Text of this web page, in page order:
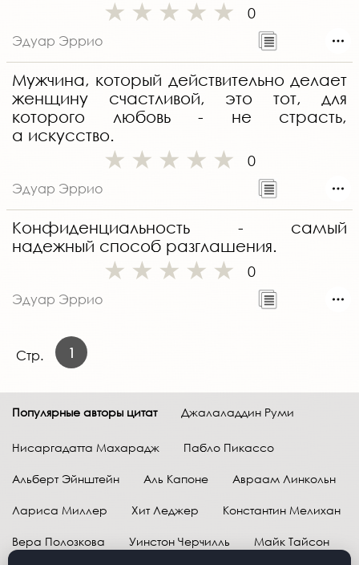
0
Эдуар Эррио
Мужчина, который действительно делает
женщину счастливой, это тот, для
которого любовь - не страсть,
а искусство.
0
Эдуар Эррио
Конфиденциальность - самый
надежный способ разглашения.
0
Эдуар Эррио
Стр. 1
Популярные авторы цитат Джалаладдин Руми
Нисаргадатта Махарадж Пабло Пикассо
Альберт Эйнштейн Аль Капоне Авраам Линкольн
Лариса Миллер Хит Леджер Константин Мелихан
Вера Полозкова Уинстон Черчилль Майк Тайсон